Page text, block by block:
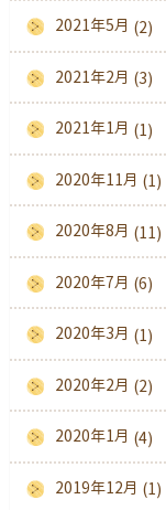
2021年5月 (2)
2021年2月 (3)
2021年1月 (1)
2020年11月 (1)
2020年8月 (11)
2020年7月 (6)
2020年3月 (1)
2020年2月 (2)
2020年1月 (4)
2019年12月 (1)